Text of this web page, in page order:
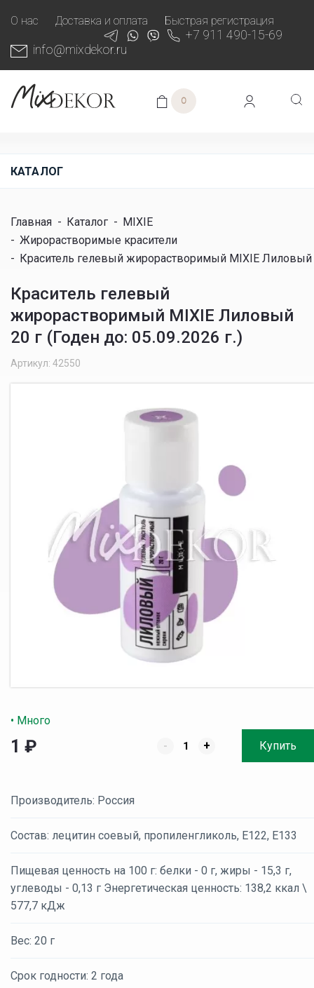
О нас Доставка и оплата Быстрая регистрация
+7 911 490-15-69
info@mixdekor.ru
0
КАТАЛОГ
Главная - Каталог - MIXIE
- Жирорастворимые красители
- Краситель гелевый жирорастворимый MIXIE Лиловый
Краситель гелевый
жирорастворимый MIXIE Лиловый
20 г (Годен до: 05.09.2026 г.)
Артикул: 42550
• Много
1 ₽ - + Купить
Производитель: Россия
Состав: лецитин соевый, пропиленгликоль, E122, Е133
Пищевая ценность на 100 г: белки - 0 г, жиры - 15,3 г,
углеводы - 0,13 г Энергетическая ценность: 138,2 ккал \
577,7 кДж
Вес: 20 г
Срок годности: 2 года